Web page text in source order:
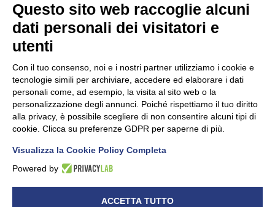
Unidata s.r.lcon unico socio
Largo dell’Artigianato, 1 - 23100 Sondrio
C.F. 00481790145 - N.REA SO-36426
PEC: unidata.sondrio@legalmail.it
Cap. soc. euro 100.000,00 i.v.
UNIDATA - Informativa privacy (per i clienti)
Questo sito web raccoglie alcuni
dati personali dei visitatori e
utenti
Con il tuo consenso, noi e i nostri partner utilizziamo i cookie e
tecnologie simili per archiviare, accedere ed elaborare i dati
personali come, ad esempio, la visita al sito web o la
personalizzazione degli annunci. Poiché rispettiamo il tuo diritto
alla privacy, è possibile scegliere di non consentire alcuni tipi di
cookie. Clicca su preferenze GDPR per saperne di più.
Visualizza la Cookie Policy Completa
Powered by
ACCETTA TUTTO